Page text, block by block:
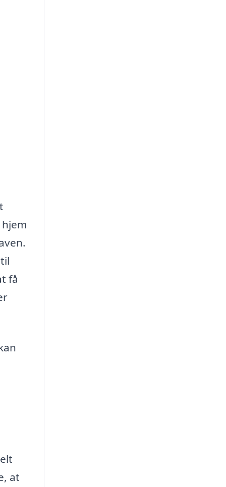
få
at